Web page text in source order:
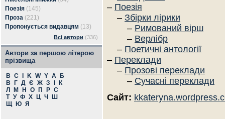
Поезія (145)
Проза (221)
Пропонується видавцям (13)
Всі автори (336)
Автори за першою літерою
прізвища
B C K W Y А
Б
В
Г Д Є Ж З
К
Л
М Н О П Р С
Т У Ф Х Ц Ч
Ш
Щ
Ю Я
– Поезія
– Збірки лірики
– Римований вірш
– Верлібр
– Поетичні антології
– Переклади
– Прозові переклади
– Сучасні переклади
Сайт: